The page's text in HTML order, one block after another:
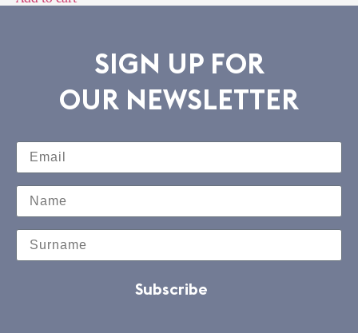
SIGN UP FOR
OUR NEWSLETTER
Subscribe